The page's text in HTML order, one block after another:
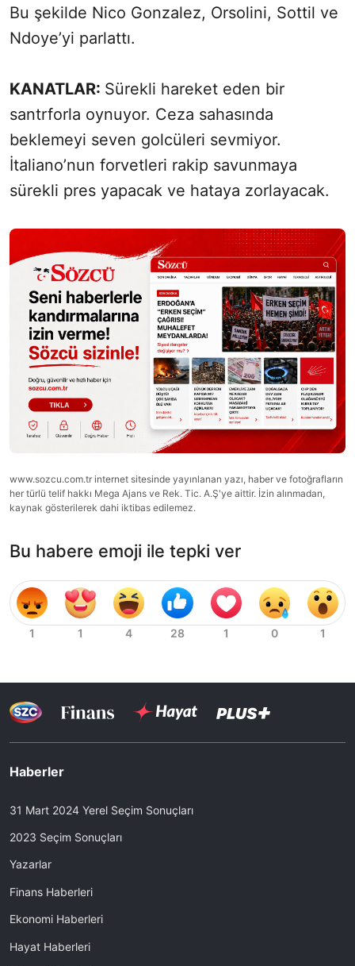
Bu şekilde Nico Gonzalez, Orsolini, Sottil ve
Ndoye’yi parlattı.
KANATLAR: Sürekli hareket eden bir
santrforla oynuyor. Ceza sahasında
beklemeyi seven golcüleri sevmiyor.
İtaliano’nun forvetleri rakip savunmaya
sürekli pres yapacak ve hataya zorlayacak.
www.sozcu.com.tr internet sitesinde yayınlanan yazı, haber ve fotoğrafların
her türlü telif hakkı Mega Ajans ve Rek. Tic. A.Ş'ye aittir. İzin alınmadan,
kaynak gösterilerek dahi iktibas edilemez.
Bu habere emoji ile tepki ver
Haberler
31 Mart 2024 Yerel Seçim Sonuçları
2023 Seçim Sonuçları
Yazarlar
Finans Haberleri
Ekonomi Haberleri
Hayat Haberleri